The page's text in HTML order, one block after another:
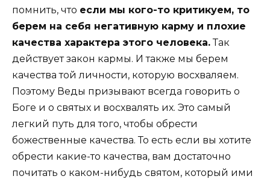
помнить, что если мы кого-то критикуем, то
берем на себя негативную карму и плохие
качества характера этого человека.Так
действует закон кармы. И также мы берем
качества той личности, которую восхваляем.
Поэтому Веды призывают всегда говорить о
Боге и о святых и восхвалять их. Это самый
легкий путь для того, чтобы обрести
божественные качества. То есть если вы хотите
обрести какие-то качества, вам достаточно
почитать о каком-нибудь святом, который ими